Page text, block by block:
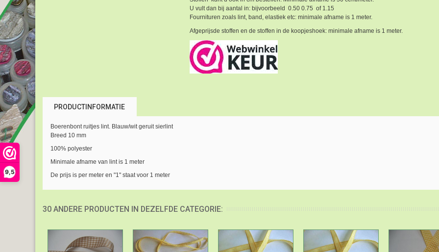
9,5
U vult dan bij aantal in: bijvoorbeeld 0.50 0.75 of 1.15
Fournituren zoals lint, band, elastiek etc: minimale afname is 1 meter.
Afgeprijsde stoffen en de stoffen in de koopjeshoek: minimale afname is 1 meter.
PRODUCTINFORMATIE
Boerenbont ruitjes lint. Blauw/wit geruit sierlint
Breed 10 mm
100% polyester
Minimale afname van lint is 1 meter
De prijs is per meter en "1" staat voor 1 meter
30 ANDERE PRODUCTEN IN DEZELFDE CATEGORIE: